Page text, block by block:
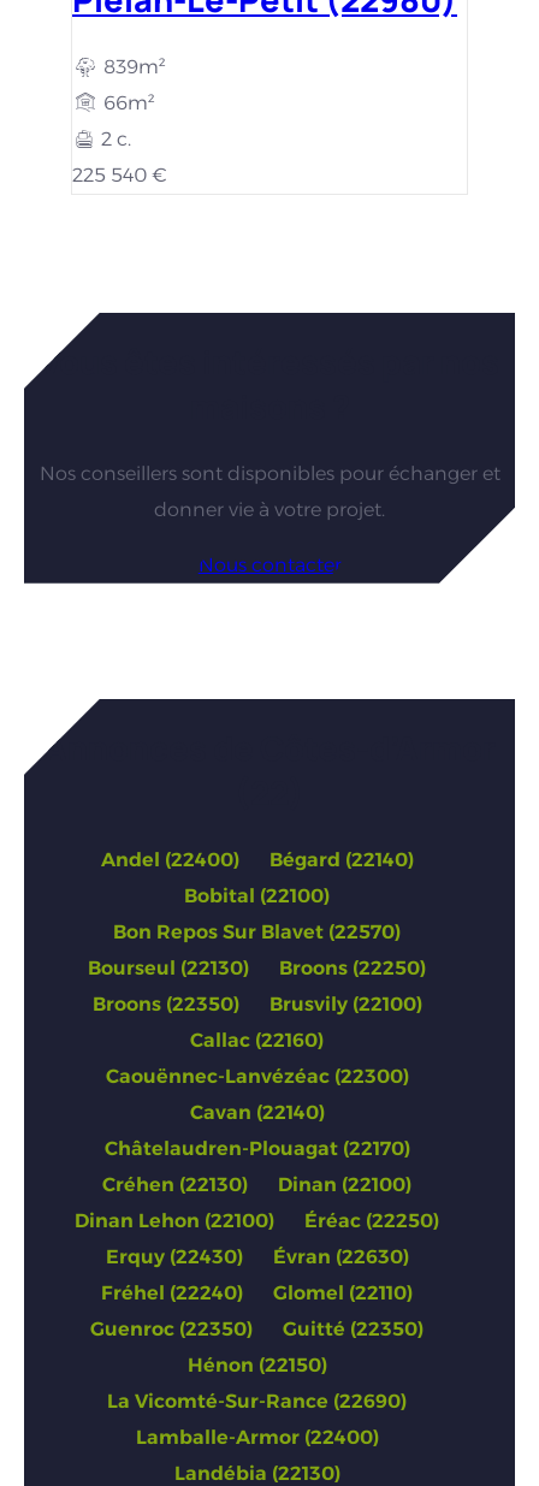
839m²
66m²
2 c.
225 540 €
Vous êtes intéressés par nos
Nos conseillers sont disponibles pour échanger et
donner vie à votre projet.
Nous contacter
Annonces de Côtes-d’Armor
Andel (22400)
Bégard (22140)
Bobital (22100)
Bon Repos Sur Blavet (22570)
Bourseul (22130)
Broons (22250)
Broons (22350)
Brusvily (22100)
Callac (22160)
Caouënnec-Lanvézéac (22300)
Cavan (22140)
Châtelaudren-Plouagat (22170)
Créhen (22130)
Dinan (22100)
Dinan Lehon (22100)
Éréac (22250)
Erquy (22430)
Évran (22630)
Fréhel (22240)
Glomel (22110)
Guenroc (22350)
Guitté (22350)
Hénon (22150)
La Vicomté-Sur-Rance (22690)
Lamballe-Armor (22400)
Landébia (22130)